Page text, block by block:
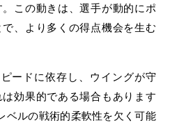
この動きは、選手が動的にポ
、より多くの得点機会を生む
ードに依存し、ウイングが守
効果的である場合もあります
ベルの戦術的柔軟性を欠く可能